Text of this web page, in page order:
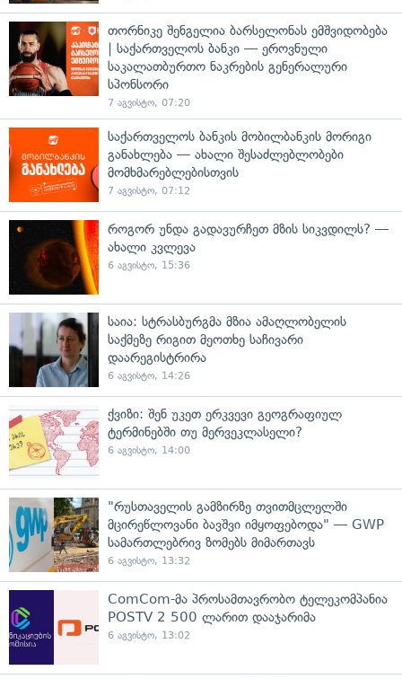
თორნიკე შენგელია ბარსელონას ემშვიდობება
| საქართველოს ბანკი — ეროვნული
საკალათბურთო ნაკრების გენერალური
სპონსორი
7 აგვისტო, 07:20
საქართველოს ბანკის მობილბანკის მორიგი
განახლება — ახალი შესაძლებლობები
მომხმარებლებისთვის
7 აგვისტო, 07:12
როგორ უნდა გადავურჩეთ მზის სიკვდილს? —
ახალი კვლევა
6 აგვისტო, 15:36
საია: სტრასბურგმა მზია ამაღლობელის
საქმეზე რიგით მეოთხე საჩივარი
დაარეგისტრირა
6 აგვისტო, 14:26
ქვიზი: შენ უკეთ ერკვევი გეოგრაფიულ
ტერმინებში თუ მერვეკლასელი?
6 აგვისტო, 14:00
"რუსთაველის გამზირზე თვითმცლელში
მცირეწლოვანი ბავშვი იმყოფებოდა" — GWP
სამართლებრივ ზომებს მიმართავს
6 აგვისტო, 13:32
ComCom-მა პროსამთავრობო ტელეკომპანია
POSTV 2 500 ლარით დააჯარიმა
6 აგვისტო, 13:02